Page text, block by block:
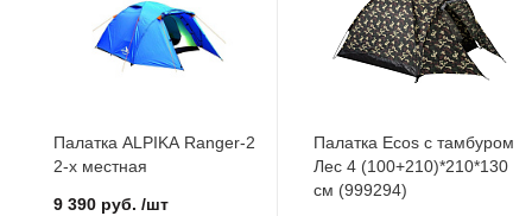
Палатка ALPIKA Ranger-2
2-х местная
9 390 руб. /шт
Палатка Ecos с тамбуром
Лес 4 (100+210)*210*130
см (999294)